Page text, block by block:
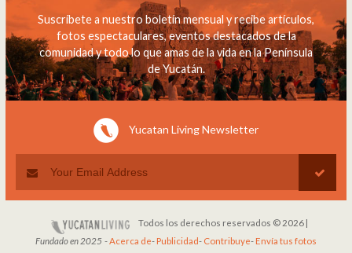
Suscríbete a nuestro boletín mensual y recibe artículos,
fotos espectaculares, eventos destacados de la
comunidad y todo lo que amas de la vida en la Península
de Yucatán.
Yucatan Living Newsletter
Todos los derechos reservados © 2026 |
Fundado en 2025 -Acerca de- Publicidad- Contribuye- Envía tus fotos